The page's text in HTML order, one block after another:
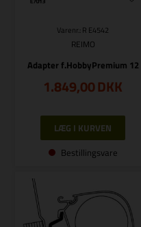
Varenr.: R E4542
REIMO
Adapter f.HobbyPremium 12
1.849,00DKK
Bestillingsvare